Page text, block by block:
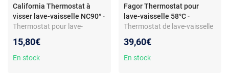
California Thermostat à
visser lave-vaisselle NC90°-
Thermostat pour lave-
90° - Compatible modèle
WQP129235B - Pièce en
15,80€
En stock
Fagor Thermostat pour
lave-vaisselle 58°C -
Thermostat de lave-vaisselle
rechange compatible Fagor -
Corps métal - Réf.
39,60€
En stock